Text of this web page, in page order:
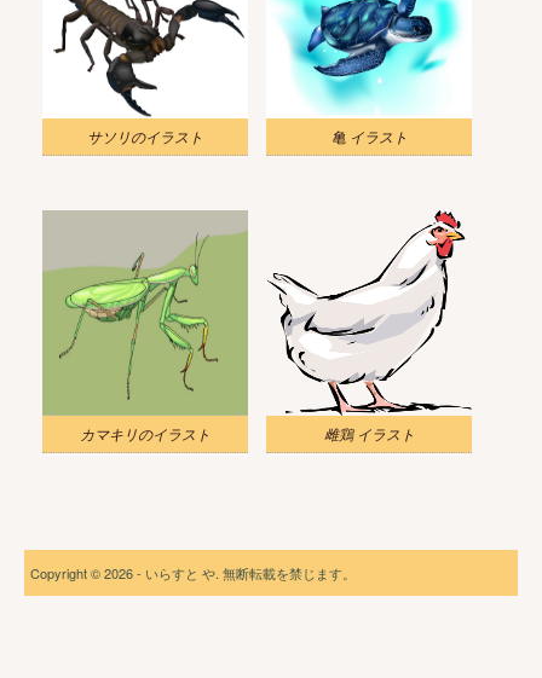
サソリのイラスト 亀 イラスト
カマキリのイラスト 雌鶏 イラスト
Copyright © 2026 - いらすと や. 無断転載を禁じます。